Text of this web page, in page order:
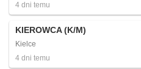
4 dni temu
KIEROWCA (K/M)
Kielce
4 dni temu